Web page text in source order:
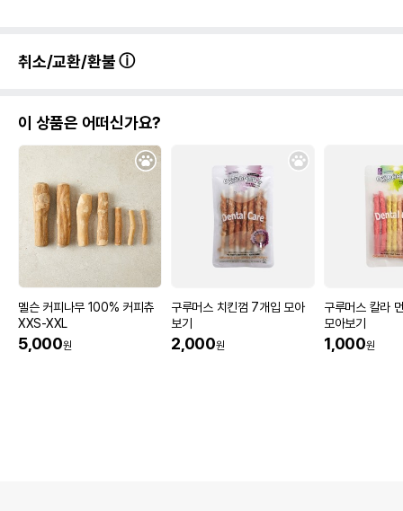
취소/교환/환불
이 상품은 어떠신가요?
멜슨 커피나무 100% 커피츄
XXS-XXL
5,000원
구루머스 치킨껌 7개입 모아
보기
2,000원
구루머스 칼라
모아보기
1,000원